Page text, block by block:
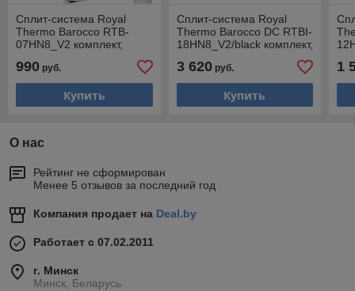
Сплит-система Royal
Thermo Barocco RTB-
07HN8_V2 комплект,
990 руб.
Купить
Сплит-система Royal
Thermo Barocco DC RTBI-
18HN8_V2/black комплект,
3 620руб.
Купить
1
О нас
Рейтинг не сформирован
Менее 5 отзывов за последний год
Компания продает на Deal.by
Работает с 07.02.2011
г. Минск
Минск, Беларусь